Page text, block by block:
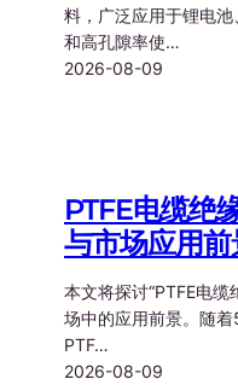
料，广泛应用于锂电
和高孔隙率使…
2026-08-09
PTFE电缆绝
与市场应用
本文将探讨“PTFE电
场中的应用前景。随着
PTF…
2026-08-09